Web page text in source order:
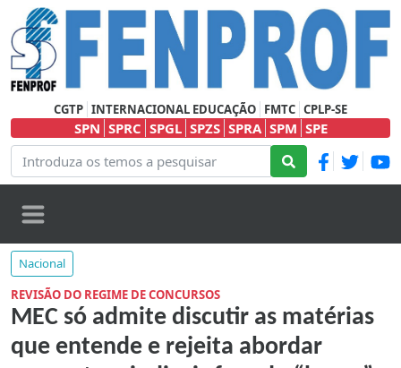
CGTP INTERNACIONAL EDUCAÇÃO FMTC CPLP-SE
SPN SPRC SPGL SPZS SPRA SPM SPE
Nacional
REVISÃO DO REGIME DE CONCURSOS
MEC só admite discutir as matérias
que entende e rejeita abordar